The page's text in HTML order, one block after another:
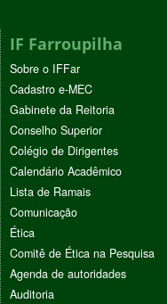
IF Farroupilha
Sobre o IFFar
Cadastro e-MEC
Gabinete da Reitoria
Conselho Superior
Colégio de Dirigentes
Calendário Acadêmico
Lista de Ramais
Comunicação
Ética
Comitê de Ética na Pesquisa
Agenda de autoridades
Auditoria